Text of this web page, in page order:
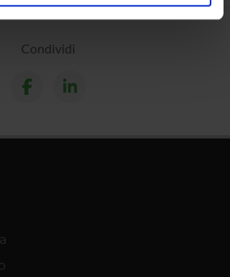
Condividiamo inoltre
di analisi dei dati web,
che hai fornito loro o che hanno
Condividi